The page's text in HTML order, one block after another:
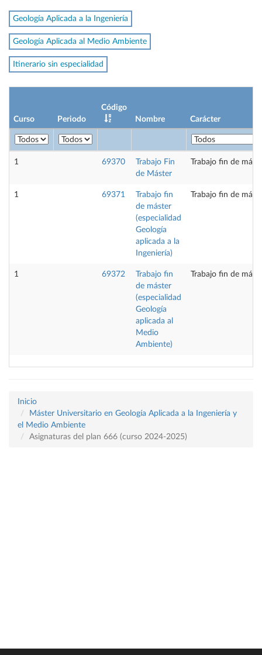
Geología Aplicada a la Ingeniería
Geología Aplicada al Medio Ambiente
Itinerario sin especialidad
Curso Periodo
Código
Nombre
Carácter
1 69370
Trabajo Fin
de Máster
Trabajo fin de
1 69371
Trabajo fin
de máster
(especialidad
Geología
aplicada a la
Ingeniería)
Trabajo fin de
1 69372
Trabajo fin
de máster
(especialidad
Geología
aplicada al
Medio
Ambiente)
Trabajo fin de
Inicio
Máster Universitario en Geología Aplicada a la Ingeniería y
el Medio Ambiente
Asignaturas del plan 666 (curso 2024-2025)